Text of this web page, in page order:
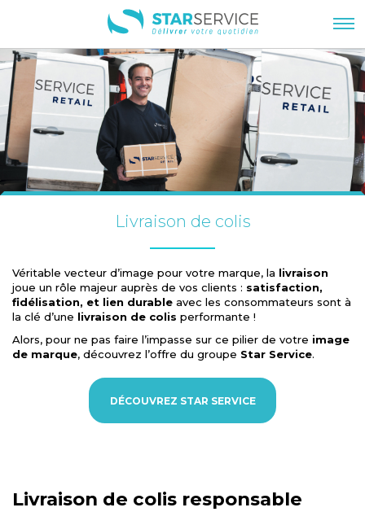
Livraison de colis
Véritable vecteur d’image pour votre marque, la livraison
joue un rôle majeur auprès de vos clients : satisfaction,
fidélisation, et lien durable avec les consommateurs sont à
la clé d’une livraison de colis performante !
Alors, pour ne pas faire l’impasse sur ce pilier de votre image
de marque, découvrez l’offre du groupe Star Service.
DÉCOUVREZ STAR SERVICE
Livraison de colis responsable